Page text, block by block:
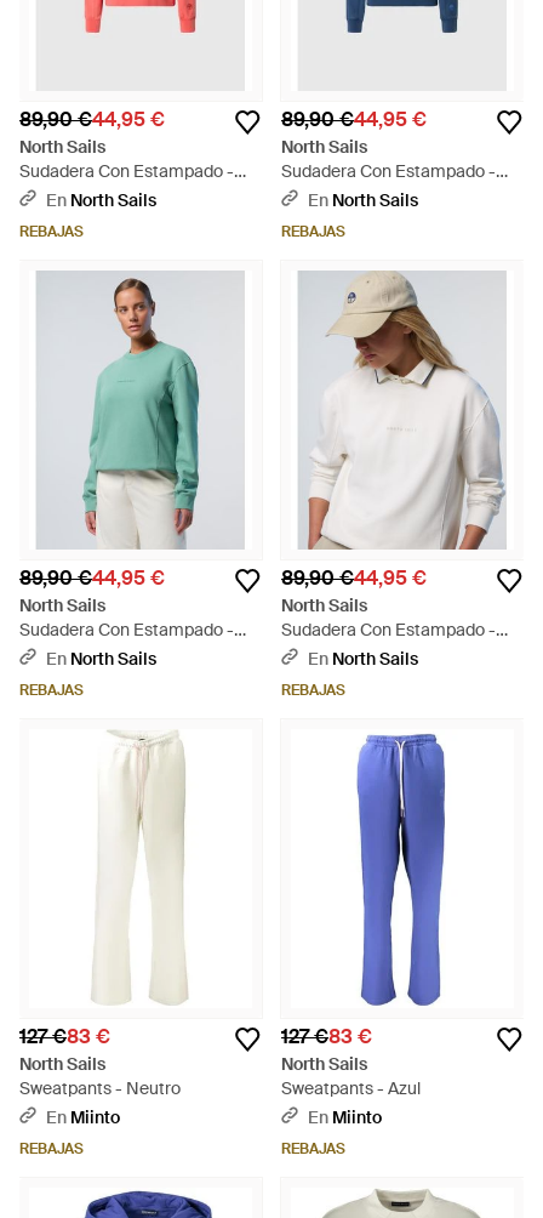
89,90 €44,95 €
North Sails
Sudadera Con Estampado -
RojoEn North Sails
REBAJAS
89,90 €44,95 €
North Sails
Sudadera Con Estampado -
AzulEn North Sails
REBAJAS
89,90 €44,95 €
North Sails
Sudadera Con Estampado -
Verde
En North Sails
REBAJAS
89,90 €44,95 €
North Sails
Sudadera Con Estampado -
Blanco
En North Sails
REBAJAS
127 €83 €
North Sails
Sweatpants - Neutro
En Miinto
REBAJAS
127 €83 €
North Sails
Sweatpants - Azul
En Miinto
REBAJAS